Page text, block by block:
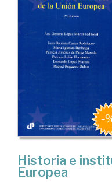
Historia e
Europea